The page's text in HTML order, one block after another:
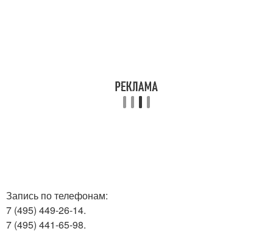
Запись по телефонам:
7 (495) 449-26-14.
7 (495) 441-65-98.